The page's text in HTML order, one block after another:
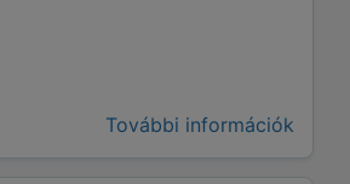
További információk